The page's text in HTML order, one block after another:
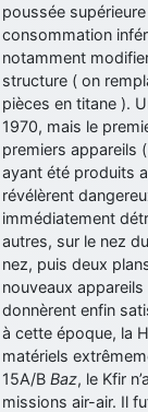
d9pouces: cette
par terre
jericho : Ah ben je
d9pouces : Désolé
manifestement
tout voir
poussée
consommation
notamment
structure ( on
pièces en titane ).
1970, mais le
premiers appareils
ayant été produits
révélèrent
immédiatement
autres, sur le nez
nez, puis deux
nouveaux
donnèrent enfin
à cette époque, la
matériels
15A/B Baz, le Kfir
missions air-air. Il